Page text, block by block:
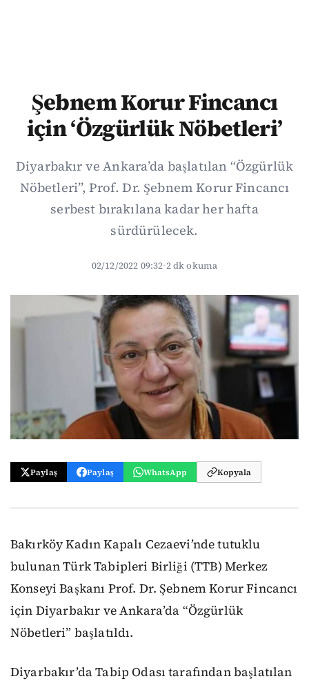
Şebnem Korur Fincancı
için ‘Özgürlük Nöbetleri’
Diyarbakır ve Ankara’da başlatılan “Özgürlük
Nöbetleri”, Prof. Dr. Şebnem Korur Fincancı
serbest bırakılana kadar her hafta
sürdürülecek.
02/12/2022 09:32·2 dk okuma
Paylaş Paylaş WhatsApp Kopyala
Bakırköy Kadın Kapalı Cezaevi’nde tutuklu
bulunan Türk Tabipleri Birliği (TTB) Merkez
Konseyi Başkanı Prof. Dr. Şebnem Korur Fincancı
için Diyarbakır ve Ankara’da “Özgürlük
Nöbetleri” başlatıldı.
Diyarbakır’da Tabip Odası tarafından başlatılan